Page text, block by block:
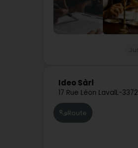
Ideo Sàrl
17 Rue Léon LavalL-3372
Route